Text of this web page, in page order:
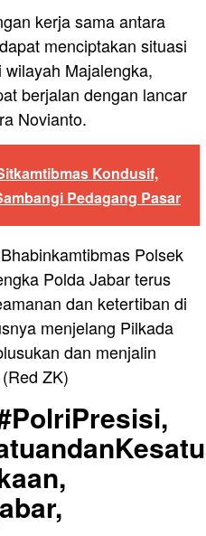
kerja sama antara
menciptakan situasi
Majalengka,
berjalan dengan lancar
Novianto.
Kondusif,
Pedagang Pasar
Polsek
Polda Jabar terus
dan ketertiban di
menjelang Pilkada
dan menjalin
ZK)